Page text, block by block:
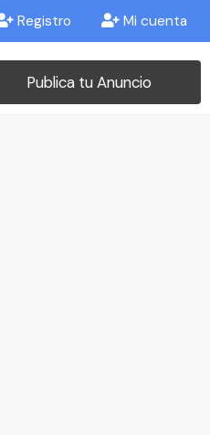
Registro Mi cuenta
Publica tu Anuncio